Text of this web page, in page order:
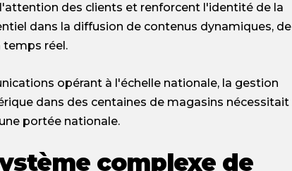
des clients et renforcent l'identité de la
dans la diffusion de contenus dynamiques, de
réel.
opérant à l'échelle nationale, la gestion
dans des centaines de magasins nécessitait
portée nationale.
complexe de